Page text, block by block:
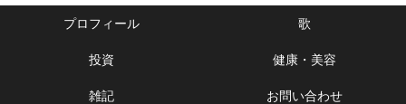
プロフィール 歌
投資 健康・美容
雑記 お問い合わせ